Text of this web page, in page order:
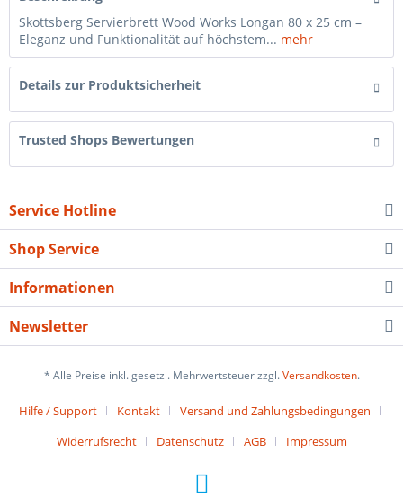
Skottsberg Servierbrett Wood Works Longan 80 x 25 cm –
Eleganz und Funktionalität auf höchstem... mehr
Details zur Produktsicherheit
Trusted Shops Bewertungen
Service Hotline
Shop Service
Informationen
Newsletter
* Alle Preise inkl. gesetzl. Mehrwertsteuer zzgl.Versandkosten.
Hilfe / Support Kontakt
Versand und Zahlungsbedingungen
Widerrufsrecht
Datenschutz AGB Impressum